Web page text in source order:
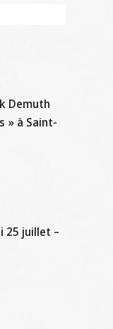
Demuth
» à Saint-
25 juillet –